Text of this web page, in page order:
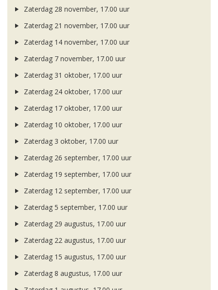
Zaterdag 28 november, 17.00 uur
Zaterdag 21 november, 17.00 uur
Zaterdag 14 november, 17.00 uur
Zaterdag 7 november, 17.00 uur
Zaterdag 31 oktober, 17.00 uur
Zaterdag 24 oktober, 17.00 uur
Zaterdag 17 oktober, 17.00 uur
Zaterdag 10 oktober, 17.00 uur
Zaterdag 3 oktober, 17.00 uur
Zaterdag 26 september, 17.00 uur
Zaterdag 19 september, 17.00 uur
Zaterdag 12 september, 17.00 uur
Zaterdag 5 september, 17.00 uur
Zaterdag 29 augustus, 17.00 uur
Zaterdag 22 augustus, 17.00 uur
Zaterdag 15 augustus, 17.00 uur
Zaterdag 8 augustus, 17.00 uur